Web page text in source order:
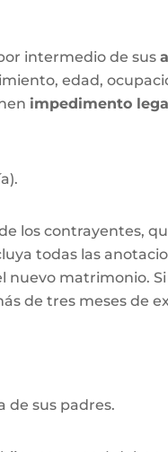
intermedio de sus
edad,
impedimento
los contrayentes,
todas las
matrimonio.
de tres meses de
de sus padres.